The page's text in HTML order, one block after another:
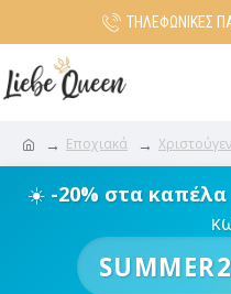
ΤΗΛΕΦΩΝΙΚΕΣ
Εποχιακά
☀️ -20% στα καπέλα